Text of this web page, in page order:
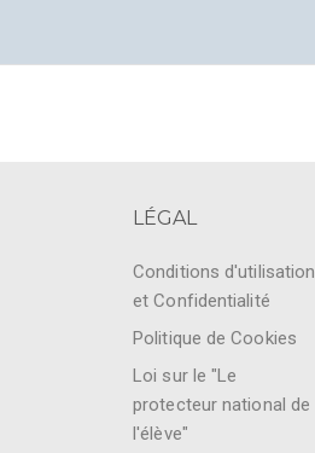
LÉGAL
Conditions d'utilisation
et Confidentialité
Politique de Cookies
Loi sur le "Le
protecteur national de
l'élève"